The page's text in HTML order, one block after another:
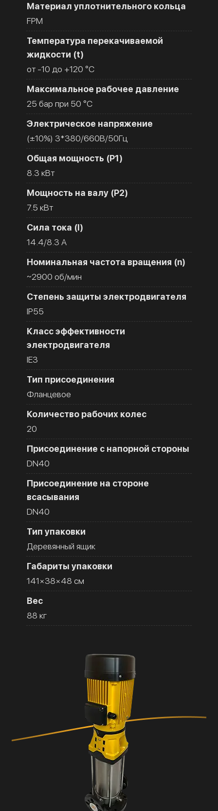
Материал уплотнительного кольца
FPM
Температура перекачиваемой
жидкости (t)
от -10 до +120 °C
Максимальное рабочее давление
25 бар при 50 °C
Электрическое напряжение
(±10%) 3*380/660В/50Гц
Общая мощность (Р1)
8.3 кВт
Мощность на валу (Р2)
7.5 кВт
Сила тока (I)
14.4/8.3 A
Номинальная частота вращения (n)
~2900 об/мин
Степень защиты электродвигателя
IP55
Класс эффективности
электродвигателя
IE3
Тип присоединения
Фланцевое
Количество рабочих колес
20
Присоединение с напорной стороны
DN40
Присоединение на стороне
всасывания
DN40
Тип упаковки
Деревянный ящик
Габариты упаковки
141×38×48 см
Вес
88 кг